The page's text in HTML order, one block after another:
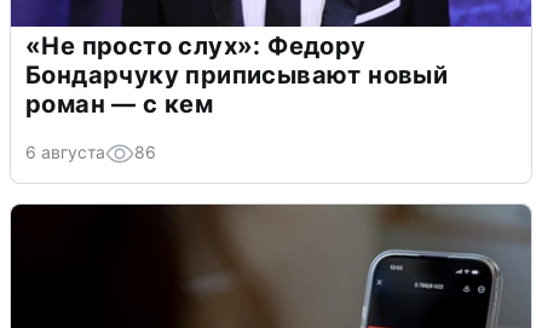
«Не просто слух»: Федору
Бондарчуку приписывают новый
роман — с кем
6 августа 86